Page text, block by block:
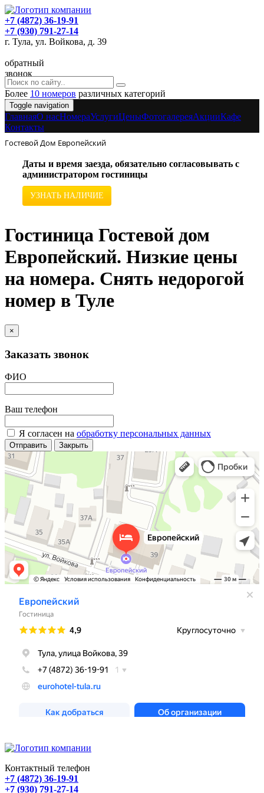
+7 (4872) 36-19-91
+7 (930) 791-27-14
г. Тула, ул. Войкова, д. 39
обратный
звонок
Более 10 номеров различных категорий
Toggle navigation
ГлавнаяO насНомераУслугиЦеныФотогалереяАкцииКафе
Контакты
Гостевой Дом Европейский
Даты и время заезда, обязательно согласовывать с
администратором гостиницы
УЗНАТЬ НАЛИЧИЕ
Гостиница Гостевой дом
Европейский. Низкие цены
на номера. Снять недорогой
номер в Туле
×
Заказать звонок
ФИО
Ваш телефон
Я согласен на обработку персональных данных
Отправить Закрыть
Контактный телефон
+7 (4872) 36-19-91
+7 (930) 791-27-14